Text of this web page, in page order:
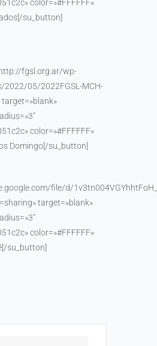
color=»#FFFFFF»
su_button]
fgsl.org.ar/wp-
05/2022FGSL-MCH-
color=»#FFFFFF»
Domingo[/su_button]
file/d/
target=»blank»
color=»#FFFFFF»
su_button]